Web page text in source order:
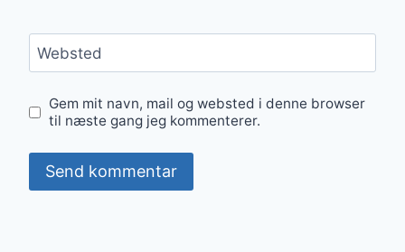
Websted
Gem mit navn, mail og websted i denne browser
til næste gang jeg kommenterer.